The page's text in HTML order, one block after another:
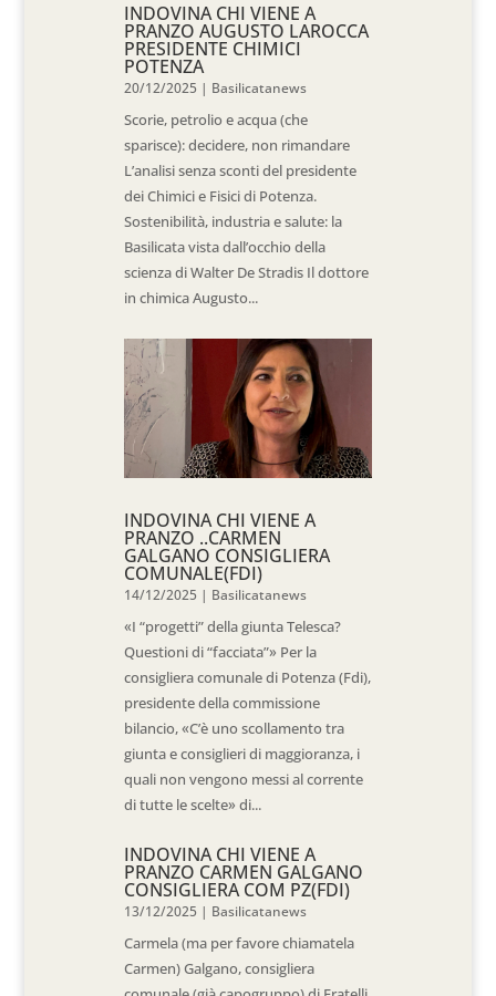
INDOVINA CHI VIENE A
PRANZO AUGUSTO LAROCCA
PRESIDENTE CHIMICI
POTENZA
20/12/2025 | Basilicatanews
Scorie, petrolio e acqua (che
sparisce): decidere, non rimandare
L’analisi senza sconti del presidente
dei Chimici e Fisici di Potenza.
Sostenibilità, industria e salute: la
Basilicata vista dall’occhio della
scienza di Walter De Stradis Il dottore
in chimica Augusto...
INDOVINA CHI VIENE A
PRANZO ..CARMEN
GALGANO CONSIGLIERA
COMUNALE(FDI)
14/12/2025 | Basilicatanews
«I “progetti” della giunta Telesca?
Questioni di “facciata”» Per la
consigliera comunale di Potenza (Fdi),
presidente della commissione
bilancio, «C’è uno scollamento tra
giunta e consiglieri di maggioranza, i
quali non vengono messi al corrente
di tutte le scelte» di...
INDOVINA CHI VIENE A
PRANZO CARMEN GALGANO
CONSIGLIERA COM PZ(FDI)
13/12/2025 | Basilicatanews
Carmela (ma per favore chiamatela
Carmen) Galgano, consigliera